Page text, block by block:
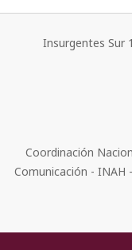
Insurgentes Sur
Coordinación
Comunicación - INAH -